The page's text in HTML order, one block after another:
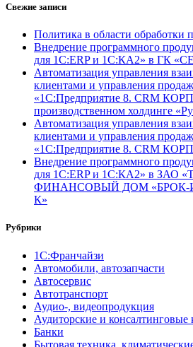
Свежие записи
Политика в области обработки
Внедрение программного
для 1С:ERP и 1С:КА2» в ГК
Автоматизация управления
клиентами и управления
«1С:Предприятие 8. CRM
производственном холдинге
Автоматизация управления
клиентами и управления
«1С:Предприятие 8. CRM
Внедрение программного
для 1С:ERP и 1С:КА2» в ЗАО
ФИНАНСОВЫЙ ДОМ «БРОК-
К»
Рубрики
1С:Франчайзи
Автомобили, автозапчасти
Автосервис
Автотранспорт
Аудио-, видеопродукция
Аудиторские и консалтинговые
Банки
Бытовая техника,